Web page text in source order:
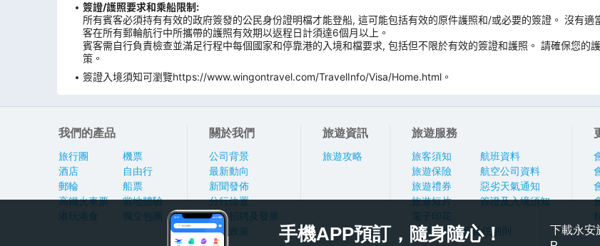
簽證/護照要求和乘船限制:
所有賓客必須持有有效的政府簽發的公民身份證明檔才能登船, 這可能包括有效的原件護照和/或必要的簽證。 沒有
客在所有郵輪航行中所攜帶的護照有效期以返程日計須達6個月以上。
賓客需自行負責檢查並滿足行程中每個國家和停靠港的入境和檔要求, 包括但不限於有效的簽證和護照。 請確保您的
策。
簽證入境須知可瀏覽https://www.wingontravel.com/TravelInfo/Visa/Home.html。
我們的產品
旅行團
酒店
郵輪
高鐵火車票
港玩港食
機票
自由行
船票
當地體驗
獨立包團
關於我們
公司背景
最新動向
新聞發佈
分行位置
人才招聘及發展
私隱政策
旅遊資訊
旅遊攻略
旅遊服務
旅客須知
旅遊保險
旅遊禮券
旅遊短片
電子印花
航班資料
航空公司資料
惡劣天氣通知
簽證及入境須知
旅行團報名及責任細則
手機APP預訂，隨身隨心！
下載永安